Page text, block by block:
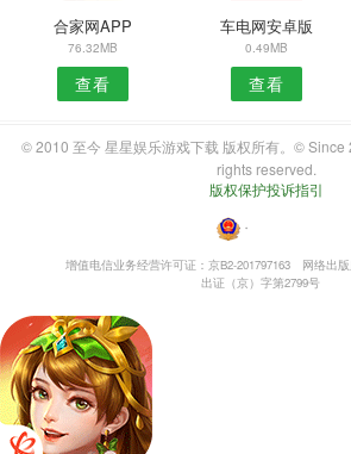
合家网APP
76.32MB
查看
车电网安卓版
0.49MB
查看
© 2010 至今 星星娱乐游戏下载 版权所有。©
rights reserved.
版权保护投诉指引
・
增值电信业务经营许可证：京B2-201797163
网络出
出证（京）字第2799号